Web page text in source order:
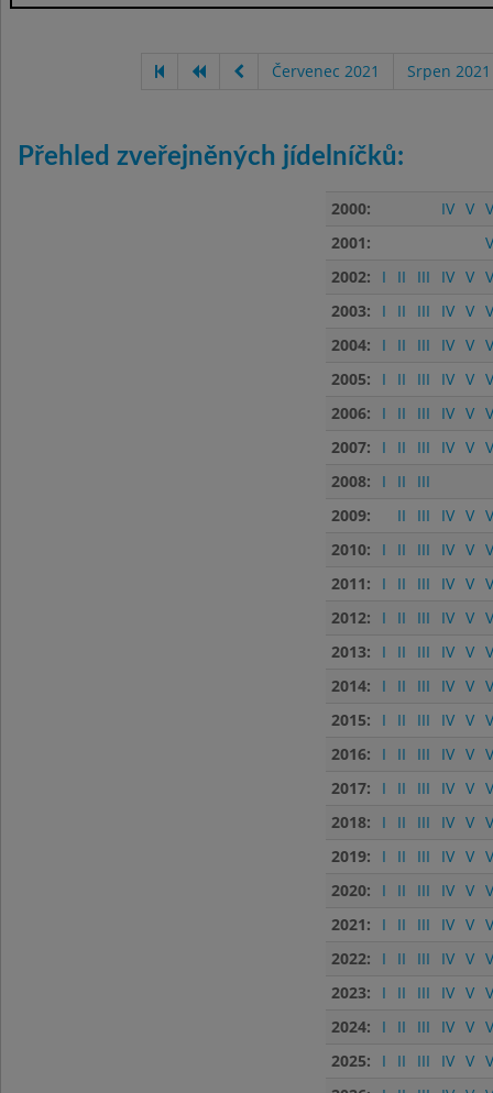
Červenec 2021 Srpen 2021
Přehled zveřejněných jídelníčků:
2000: IV V
2001:
2002:
I II III IV V
2003:
I II III IV V
2004:
I II III IV V
2005:
I II III IV V
2006:
I II III IV V
2007:
I II III IV V
2008:
I II
III
2009:
II III IV V
2010:
I II III IV V
2011:
I II III IV V
2012:
I II III IV V
2013:
I II III IV V
2014:
I II III IV V
2015:
I II III IV V
2016:
I II III IV V
2017:
I II III IV V
2018:
I II III IV V
2019:
I II III IV V
2020:
I II III IV V
2021:
I II III IV V
2022:
I II III IV V
2023:
I II III IV V
2024:
I II III IV V
2025:
I II III IV V